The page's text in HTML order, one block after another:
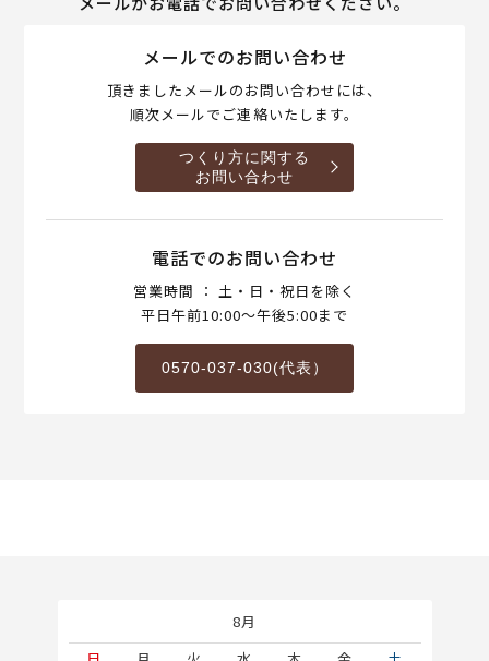
メールでのお問い合わせ
頂きましたメールのお問い合わせには、
順次メールでご連絡いたします。
つくり方に関する
お問い合わせ
電話でのお問い合わせ
営業時間 ： 土・日・祝日を除く
平日午前10:00～午後5:00まで
0570-037-030(代表）
8月